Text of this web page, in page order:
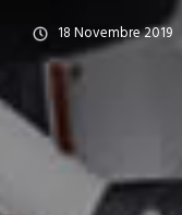
18 Novembre 2019